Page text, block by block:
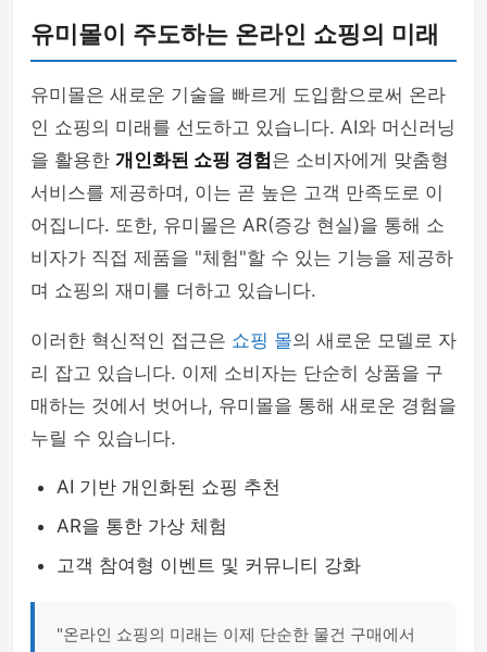
유미몰이 주도하는 온라인 쇼핑의 미래
유미몰은 새로운 기술을 빠르게 도입함으로써 온라
인 쇼핑의 미래를 선도하고 있습니다. AI와 머신러닝
을 활용한 개인화된 쇼핑 경험은 소비자에게 맞춤형
서비스를 제공하며, 이는 곧 높은 고객 만족도로 이
어집니다. 또한, 유미몰은 AR(증강 현실)을 통해 소
비자가 직접 제품을 "체험"할 수 있는 기능을 제공하
며 쇼핑의 재미를 더하고 있습니다.
이러한 혁신적인 접근은 쇼핑 몰의 새로운 모델로 자
리 잡고 있습니다. 이제 소비자는 단순히 상품을 구
매하는 것에서 벗어나, 유미몰을 통해 새로운 경험을
누릴 수 있습니다.
AI 기반 개인화된 쇼핑 추천
AR을 통한 가상 체험
고객 참여형 이벤트 및 커뮤니티 강화
"온라인 쇼핑의 미래는 이제 단순한 물건 구매에서